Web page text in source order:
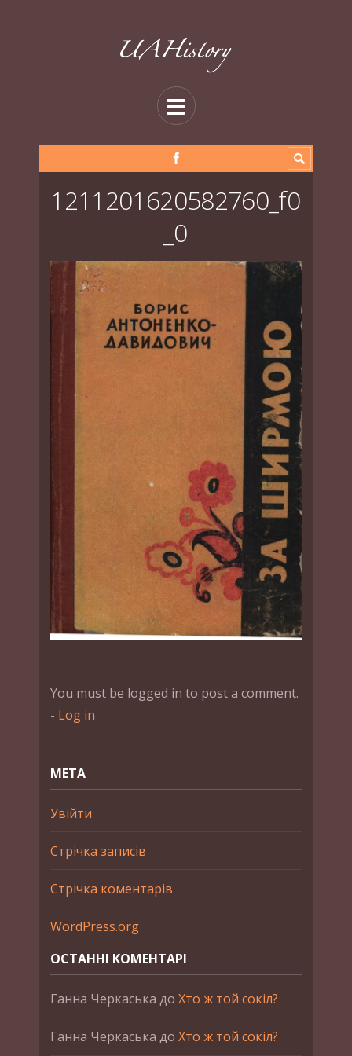
1211201620582760_f0
_0
You must be logged in to post a comment.
- Log in
МЕТА
Увійти
Стрічка записів
Стрічка коментарів
WordPress.org
ОСТАННІ КОМЕНТАРІ
Ганна Черкаська до Хто ж той сокіл?
Ганна Черкаська до Хто ж той сокіл?